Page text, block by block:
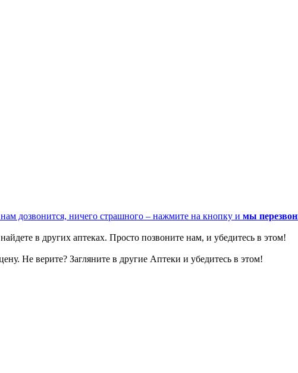
дозвонится, ничего страшного – нажмите на кнопку и мы
в других аптеках. Просто позвоните нам, и убедитесь в этом!
Не верите? Загляните в другие Аптеки и убедитесь в этом!